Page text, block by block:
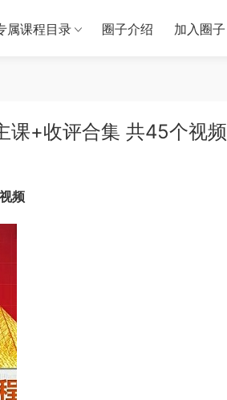
属课程目录 圈子介绍 加入圈子
课+收评合集 共45个视频
频